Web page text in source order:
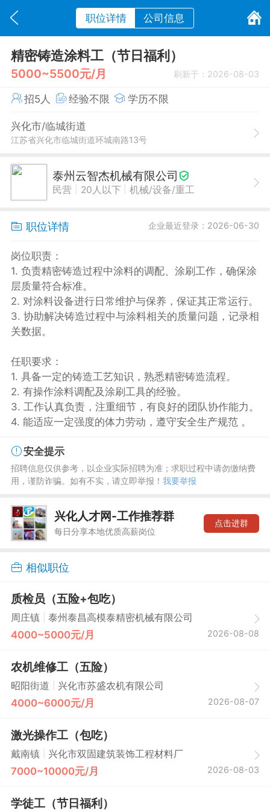
职位详情 公司信息
精密铸造涂料工（节日福利）
5000~5500元/月 刷新于：2026-08-03
招5人 经验不限 学历不限
兴化市/临城街道
江苏省兴化市临城街道环城南路13号
泰州云智杰机械有限公司
民营 20人以下 机械/设备/重工
职位详情 企业最近登录：2026-06-30
岗位职责：
1. 负责精密铸造过程中涂料的调配、涂刷工作，确保涂
层质量符合标准。
2. 对涂料设备进行日常维护与保养，保证其正常运行。
3. 协助解决铸造过程中与涂料相关的质量问题，记录相
关数据。
任职要求：
1. 具备一定的铸造工艺知识，熟悉精密铸造流程。
2. 有操作涂料调配及涂刷工具的经验。
3. 工作认真负责，注重细节，有良好的团队协作能力。
4. 能适应一定强度的体力劳动，遵守安全生产规范 。
安全提示
招聘信息仅供参考，以企业实际招聘为准；求职过程中请勿缴纳费
用，谨防诈骗。如有不实，请立即举报！ 我要举报
兴化人才网-工作推荐群
每日分享本地优质高薪岗位
点击进群
相似职位
质检员（五险+包吃）
周庄镇 泰州泰昌高模泰精密机械有限公司
4000~5000元/月 2026-08-08
农机维修工（五险）
昭阳街道 兴化市苏盛农机有限公司
4000~6000元/月 2026-08-07
激光操作工（包吃）
戴南镇 兴化市双固建筑装饰工程材料厂
7000~10000元/月 2026-08-03
学徒工（节日福利）